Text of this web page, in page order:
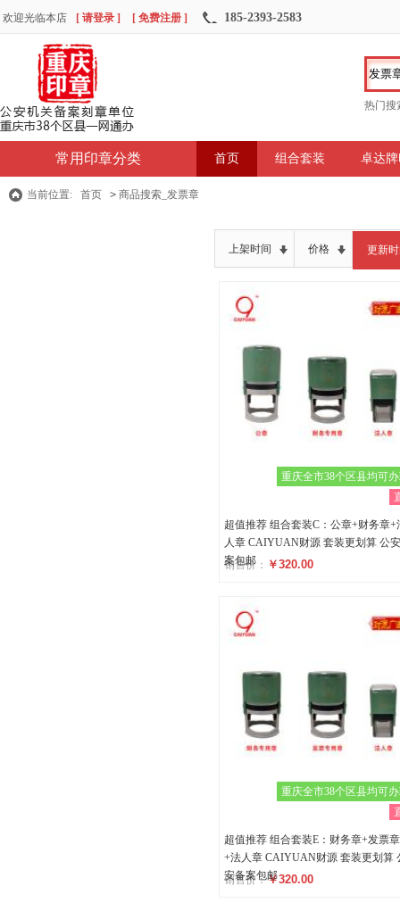
欢迎光临本店 [ 请登录 ] [ 免费注册 ] 185-2393-2583
热门搜
常用印章分类 首页 组合套装 卓达
当前位置: 首页 > 商品搜索_发票章
上架时间 价格 更新
重庆全市38个区县均可
超值推荐 组合套装C：公章+财务章+
人章 CAIYUAN财源 套装更划算 公
案包邮
销售价： ￥320.00
重庆全市38个区县均可
超值推荐 组合套装E：财务章+发票章
+法人章 CAIYUAN财源 套装更划算
安备案包邮
销售价：￥320.00